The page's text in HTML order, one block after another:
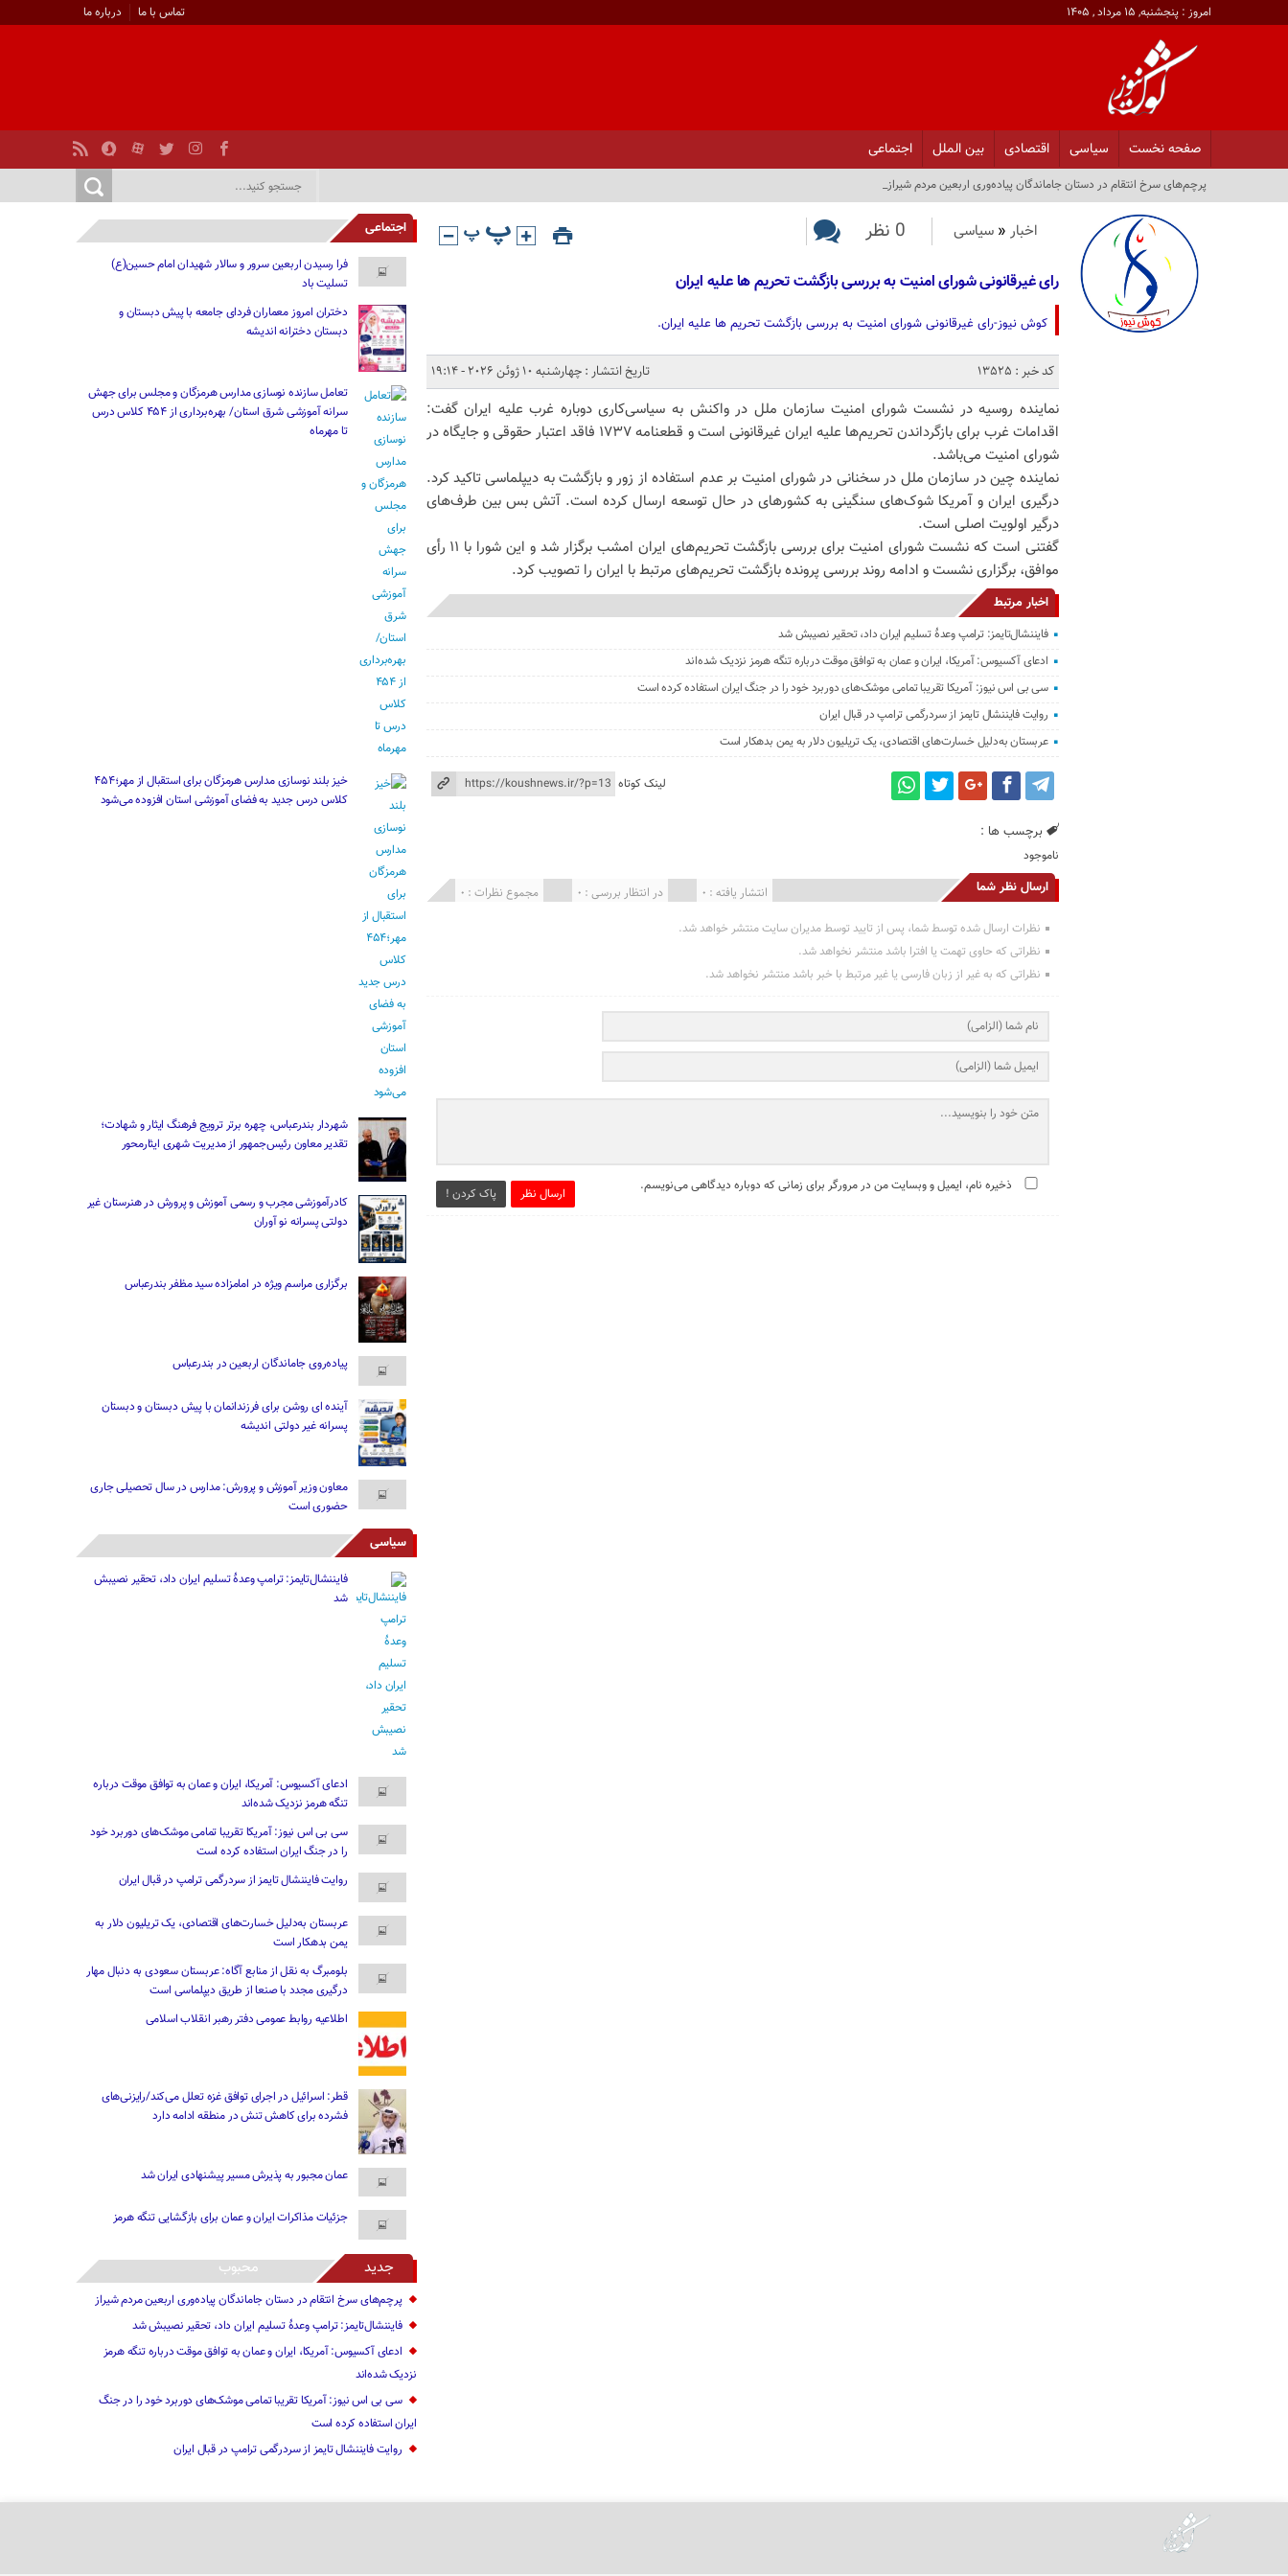
امروز : پنجشنبه, ۱۵ مرداد , ۱۴۰۵ تماس با ما درباره ما
صفحه نخست سیاسی اقتصادی بین الملل اجتماعی
پرچم‌های سرخ انتقام در دستان جاماندگان پیاده‌وری اربعین مردم شیراز_
اخبار « سیاسی 0 نظر
رای غیرقانونی شورای امنیت به بررسی بازگشت تحریم ها علیه ایران
کوش نیوز-رای غیرقانونی شورای امنیت به بررسی بازگشت تحریم ها علیه ایران.
کد خبر : 13525
تاریخ انتشار : چهارشنبه 10 ژوئن 2026 - 19:14
نماینده روسیه در نشست شورای امنیت سازمان ملل در واکنش به سیاسی‌کاری دوباره غرب علیه ایران گفت:
اقدامات غرب برای بازگرداندن تحریم‌ها علیه ایران غیرقانونی است و قطعنامه ۱۷۳۷ فاقد اعتبار حقوقی و جایگاه در
شورای امنیت می‌باشد.
نماینده چین در سازمان ملل در سخنانی در شورای امنیت بر عدم استفاده از زور و بازگشت به دیپلماسی تاکید کرد.
درگیری ایران و آمریکا شوک‌های سنگینی به کشورهای در حال توسعه ارسال کرده است. آتش بس بین طرف‌های
درگیر اولویت اصلی است.
گفتنی است که نشست شورای امنیت برای بررسی بازگشت تحریم‌های ایران امشب برگزار شد و این شورا با ۱۱ رأی
موافق، برگزاری نشست و ادامه روند بررسی پرونده بازگشت تحریم‌های مرتبط با ایران را تصویب کرد.
اخبار مرتبط
فایننشال‌تایمز: ترامپ وعدۀ تسلیم ایران داد، تحقیر نصیبش شد
ادعای آکسیوس: آمریکا، ایران و عمان به توافق موقت درباره تنگه هرمز نزدیک شده‌اند
سی بی اس نیوز: آمریکا تقریبا تمامی موشک‌های دوربرد خود را در جنگ ایران استفاده کرده است
روایت فایننشال تایمز از سردرگمی ترامپ در قبال ایران
عربستان به‌دلیل خسارت‌های اقتصادی، یک تریلیون دلار به یمن بدهکار است
لینک کوتاه
برچسب ها :
ناموجود
ارسال نظر شما مجموع نظرات : 0 در انتظار بررسی : 0 انتشار یافته : 0
نظرات ارسال شده توسط شما، پس از تایید توسط مدیران سایت منتشر خواهد شد.
نظراتی که حاوی تهمت یا افترا باشد منتشر نخواهد شد.
نظراتی که به غیر از زبان فارسی یا غیر مرتبط با خبر باشد منتشر نخواهد شد.
ارسال نظر پاک کردن ! ذخیره نام، ایمیل و وبسایت من در مرورگر برای زمانی که دوباره دیدگاهی می‌نویسم.
اجتماعی
فرا رسیدن اربعین سرور و سالار شهیدان امام حسین(ع)
تسلیت باد
دختران امروز معماران فردای جامعه با پیش دبستان و
دبستان دخترانه اندیشه
تعامل سازنده نوسازی مدارس هرمزگان و مجلس برای جهش
سرانه آموزشی شرق استان/ بهره‌برداری از ۴۵۴ کلاس درس
تا مهرماه
خیز بلند نوسازی مدارس هرمزگان برای استقبال از مهر؛۴۵۴
کلاس درس جدید به فضای آموزشی استان افزوده می‌شود
شهردار بندرعباس، چهره برتر ترویج فرهنگ ایثار و شهادت؛
تقدیر معاون رئیس‌جمهور از مدیریت شهری ایثارمحور
کادرآموزشی مجرب و رسمی آموزش و پرورش در هنرستان غیر
دولتی پسرانه نو آوران
برگزاری مراسم ویژه در امامزاده سید مظفر بندرعباس
پیاده‌روی جاماندگان اربعین در بندرعباس
آینده ای روشن برای فرزندانمان با پیش دبستان و دبستان
پسرانه غیر دولتی اندیشه
معاون وزیر آموزش و پرورش: مدارس در سال تحصیلی جاری
حضوری است
سیاسی
فایننشال‌تایمز: ترامپ وعدۀ تسلیم ایران داد، تحقیر نصیبش
شد
ادعای آکسیوس: آمریکا، ایران و عمان به توافق موقت درباره
تنگه هرمز نزدیک شده‌اند
سی بی اس نیوز: آمریکا تقریبا تمامی موشک‌های دوربرد خود
را در جنگ ایران استفاده کرده است
روایت فایننشال تایمز از سردرگمی ترامپ در قبال ایران
عربستان به‌دلیل خسارت‌های اقتصادی، یک تریلیون دلار به
یمن بدهکار است
بلومبرگ به نقل از منابع آگاه: عربستان سعودی به دنبال مهار
درگیری مجدد با صنعا از طریق دیپلماسی است
اطلاعیه روابط عمومی دفتر رهبر انقلاب اسلامی
قطر: اسرائیل در اجرای توافق غزه تعلل می‌کند/رایزنی‌های
فشرده برای کاهش تنش در منطقه ادامه دارد
عمان مجبور به پذیرش مسیر پیشنهادی ایران شد
جزئیات مذاکرات ایران و عمان برای بازگشایی تنگه هرمز
جدید محبوب
پرچم‌های سرخ انتقام در دستان جاماندگان پیاده‌وری اربعین مردم شیراز
فایننشال‌تایمز: ترامپ وعدۀ تسلیم ایران داد، تحقیر نصیبش شد
ادعای آکسیوس: آمریکا، ایران و عمان به توافق موقت درباره تنگه هرمز
نزدیک شده‌اند
سی بی اس نیوز: آمریکا تقریبا تمامی موشک‌های دوربرد خود را در جنگ
ایران استفاده کرده است
روایت فایننشال تایمز از سردرگمی ترامپ در قبال ایران